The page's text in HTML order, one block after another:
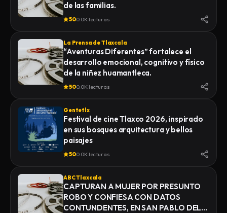
de las familias.
500.0K lecturas
La Prensa de Tlaxcala
“Aventuras Diferentes” fortalece el
desarrollo emocional, cognitivo y físico
de la niñez huamantleca.
500.0K lecturas
Gentetlx
Festival de cine Tlaxco 2026, inspirado
en sus bosques arquitectura y bellos
paisajes
500.0K lecturas
ABC Tlaxcala
CAPTURAN A MUJER POR PRESUNTO
ROBO Y CONFIESA CON DATOS
CONTUNDENTES, EN SAN PABLO DEL